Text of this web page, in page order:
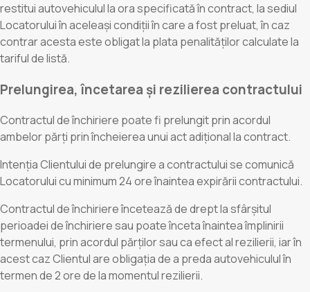
restitui autovehiculul la ora specificată în contract, la sediul
Locatorului în aceleași condiții în care a fost preluat, în caz
contrar acesta este obligat la plata penalităților calculate la
tariful de listă.
Prelungirea, încetarea și rezilierea contractului
Contractul de închiriere poate fi prelungit prin acordul
ambelor părți prin încheierea unui act adițional la contract.
Intenția Clientului de prelungire a contractului se comunică
Locatorului cu minimum 24 ore înaintea expirării contractului.
Contractul de închiriere încetează de drept la sfârșitul
perioadei de închiriere sau poate înceta înaintea împlinirii
termenului, prin acordul părților sau ca efect al rezilierii, iar în
acest caz Clientul are obligația de a preda autovehiculul în
termen de 2 ore de la momentul rezilierii.